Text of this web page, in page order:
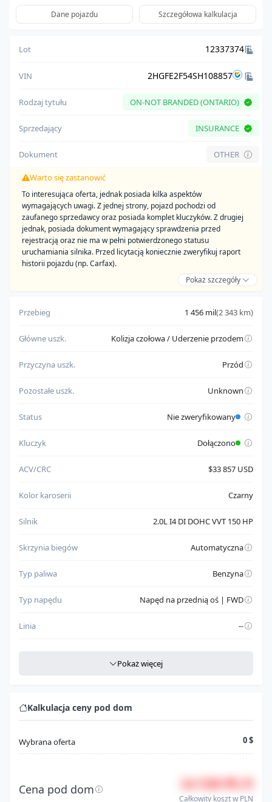
Dane pojazdu Szczegółowa kalkulacja
Lot 12337374
VIN 2HGFE2F54SH108857
Rodzaj tytułu ON-NOT BRANDED (ONTARIO)
Sprzedający INSURANCE
Dokument OTHER
Warto się zastanowić
To interesująca oferta, jednak posiada kilka aspektów
wymagających uwagi. Z jednej strony, pojazd pochodzi od
zaufanego sprzedawcy oraz posiada komplet kluczyków. Z drugiej
jednak, posiada dokument wymagający sprawdzenia przed
rejestracją oraz nie ma w pełni potwierdzonego statusu
uruchamiania silnika. Przed licytacją koniecznie zweryfikuj raport
historii pojazdu (np. Carfax).
Pokaż szczegóły
posiada komplet kluczyków
Do weryfikacji:
posiada dokument wymagający sprawdzenia przed
rejestracją
Przebieg 1 456 mil(2 343 km)
Główne uszk. Kolizja czołowa / Uderzenie przodem
Przyczyna uszk. Przód
Pozostałe uszk. Unknown
Status Nie zweryfikowany
Kluczyk Dołączono
ACV/CRC $33 857 USD
Kolor karoserii Czarny
Silnik 2.0L I4 DI DOHC VVT 150 HP
Skrzynia biegów Automatyczna
Typ paliwa Benzyna
Typ napędu Napęd na przednią oś | FWD
Linia --
Rodzaj nadwozia
Model Civic
Pokaż więcej
Kalkulacja ceny pod dom
Wybrana oferta 0 $
Cena pod dom 14 550 PLN
Całkowity koszt w PLN